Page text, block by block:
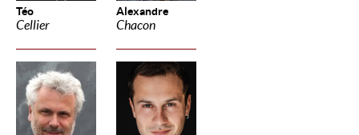
Téo
Cellier
Alexandre
Chacon